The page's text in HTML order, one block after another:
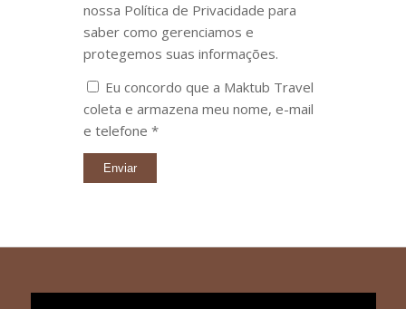
nossa Política de Privacidade para
saber como gerenciamos e
protegemos suas informações.
Eu concordo que a Maktub Travel
coleta e armazena meu nome, e-mail
e telefone *